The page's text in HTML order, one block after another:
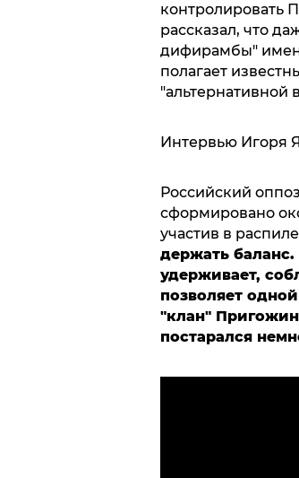
контролировать
рассказал, что
дифирамбы"
полагает
"альтернативной
Интервью Игоря
Российский
сформировано
участив в
держать
удерживает,
позволяет
"клан"
постарался